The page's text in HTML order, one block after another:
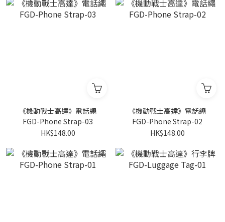
《機動戰士高達》電話繩
FGD-Phone Strap-03
HK$148.00
《機動戰士高達》電話繩
FGD-Phone Strap-02
HK$148.00